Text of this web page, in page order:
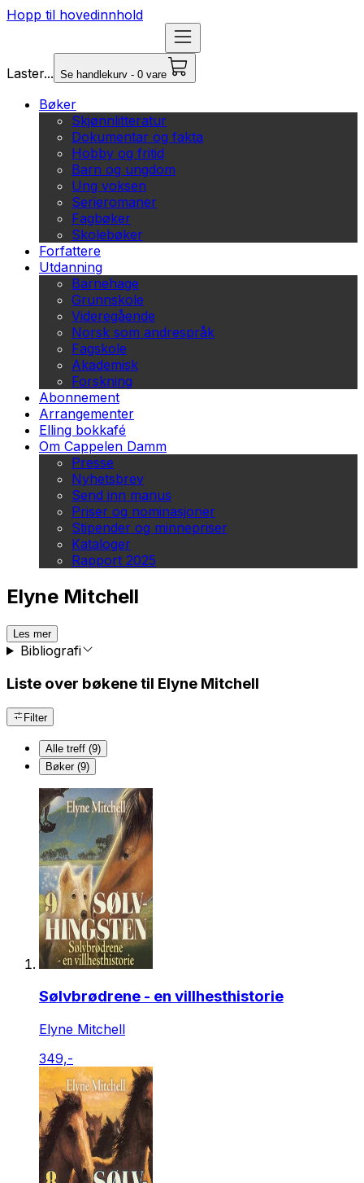
Hopp til hovedinnhold
Laster... Se handlekurv - 0 vare
Bøker
Skjønnlitteratur
Dokumentar og fakta
Hobby og fritid
Barn og ungdom
Ung voksen
Serieromaner
Fagbøker
Skolebøker
Forfattere
Utdanning
Barnehage
Grunnskole
Videregående
Norsk som andrespråk
Fagskole
Akademisk
Forskning
Abonnement
Arrangementer
Elling bokkafé
Om Cappelen Damm
Presse
Nyhetsbrev
Send inn manus
Priser og nominasjoner
Stipender og minnepriser
Kataloger
Rapport 2025
Elyne Mitchell
Les mer
Bibliografi
Liste over bøkene til Elyne Mitchell
Filter
Alle treff (9)
Bøker (9)
Sølvbrødrene - en villhesthistorie
Elyne Mitchell
349,-